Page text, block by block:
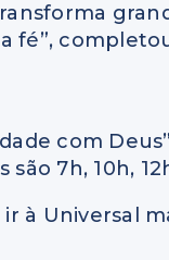
fé”,
com
são 7h, 10h,
à Universal